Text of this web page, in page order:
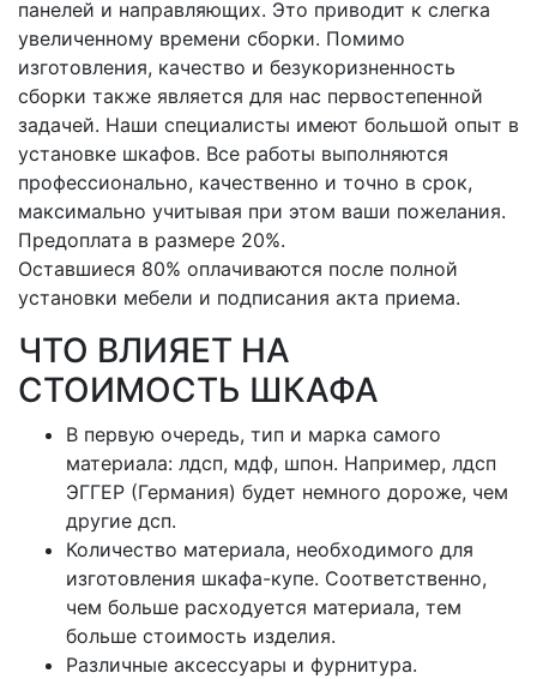
панелей и направляющих. Это приводит к слегка
увеличенному времени сборки. Помимо
изготовления, качество и безукоризненность
сборки также является для нас первостепенной
задачей. Наши специалисты имеют большой опыт в
установке шкафов. Все работы выполняются
профессионально, качественно и точно в срок,
максимально учитывая при этом ваши пожелания.
Предоплата в размере 20%.
Оставшиеся 80% оплачиваются после полной
установки мебели и подписания акта приема.
ЧТО ВЛИЯЕТ НА
СТОИМОСТЬ ШКАФА
В первую очередь, тип и марка самого
материала: лдсп, мдф, шпон. Например, лдсп
ЭГГЕР (Германия) будет немного дороже, чем
другие дсп.
Количество материала, необходимого для
изготовления шкафа-купе. Соответственно,
чем больше расходуется материала, тем
больше стоимость изделия.
Различные аксессуары и фурнитура.